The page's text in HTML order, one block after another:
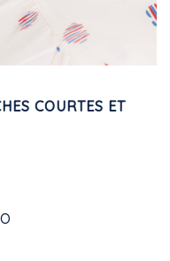
COURTES ET